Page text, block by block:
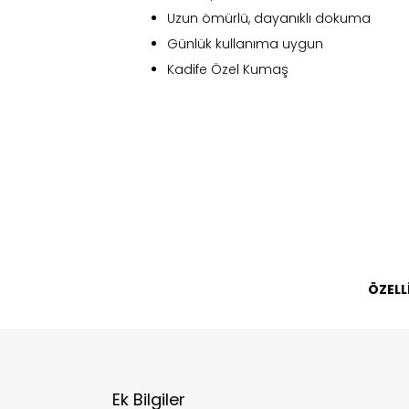
Uzun ömürlü, dayanıklı dokuma
Günlük kullanıma uygun
Kadife Özel Kumaş
Ek Bilgiler